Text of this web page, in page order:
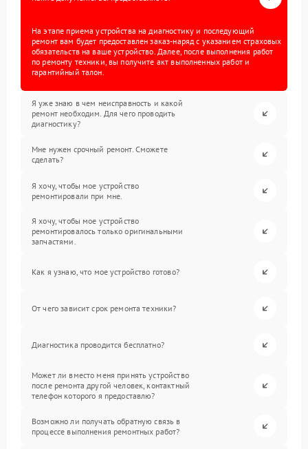
На этапе приема устройства на диагностику и последующий
ремонт вам будет предоставлен заказ-наряд с указанием страховых
обязательств на ваше устройство. Далее, после выполнения работ
по ремонту техники, вы получите акт выполненных работ и
гарантийный талон.
Я уже знаю в чем неисправность и какой
ремонт необходим. Для чего проводить
диагностику?
Мне нужен срочный ремонт. Сможете
сделать?
Я хочу, чтобы мое устройство
ремонтировали при мне.
Я хочу, чтобы мое устройство
ремонтировалось только оригинальными
запчастями.
Как я узнаю, что мое устройство готово?
От чего зависит срок ремонта техники?
Диагностика проводится бесплатно?
Может ли вместо меня принять устройство
после ремонта другой человек, контактный
телефон которого я предоставлю?
Возможно ли получать обратную связь в
процессе выполнения ремонтных работ?